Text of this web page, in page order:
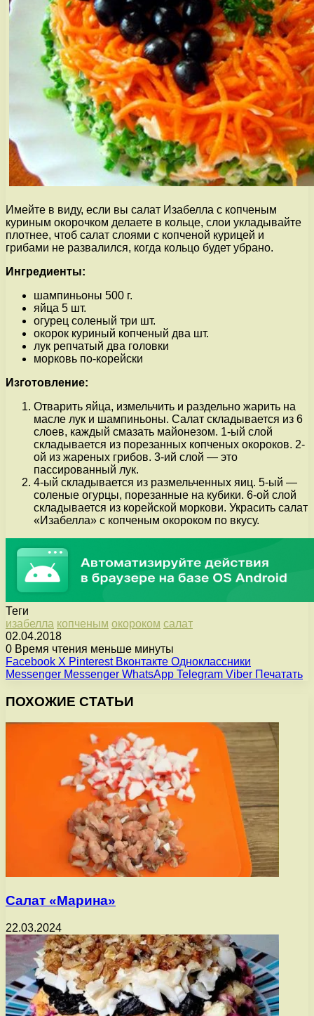
Имейте в виду, если вы салат Изабелла с копченым
куриным окорочком делаете в кольце, слои укладывайте
плотнее, чтоб салат слоями с копченой курицей и
грибами не развалился, когда кольцо будет убрано.
Ингредиенты:
шампиньоны 500 г.
яйца 5 шт.
огурец соленый три шт.
окорок куриный копченый два шт.
лук репчатый два головки
морковь по-корейски
Изготовление:
Отварить яйца, измельчить и раздельно жарить на
масле лук и шампиньоны. Салат складывается из 6
слоев, каждый смазать майонезом. 1-ый слой
складывается из порезанных копченых окороков. 2-
ой из жареных грибов. 3-ий слой — это
пассированный лук.
4-ый складывается из размельченных яиц. 5-ый —
соленые огурцы, порезанные на кубики. 6-ой слой
складывается из корейской моркови. Украсить салат
«Изабелла» с копченым окороком по вкусу.
Теги
изабелла копченым окороком салат
02.04.2018
0 Время чтения меньше минуты
Facebook X Pinterest Вконтакте Одноклассники
Messenger Messenger WhatsApp Telegram Viber Печатать
ПОХОЖИЕ СТАТЬИ
Салат «Марина»
22.03.2024